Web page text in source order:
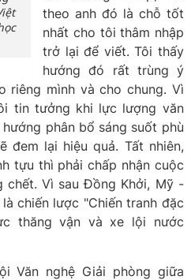
theo anh đó là chỗ tốt
nhất cho tôi thâm nhập
trở lại để viết. Tôi thấy
hướng đó rất trùng ý
riêng mình và cho chung. Vì
tin tưởng khi lực lượng văn
phân bổ sáng suốt phù
đem lại hiệu quả. Tất nhiên,
tựu thì phải chấp nhận cuộc
chết. Vì sau Đồng Khởi, Mỹ -
chiến lược "Chiến tranh đặc
thăng vận và xe lội nước
Văn nghệ Giải phòng giữa